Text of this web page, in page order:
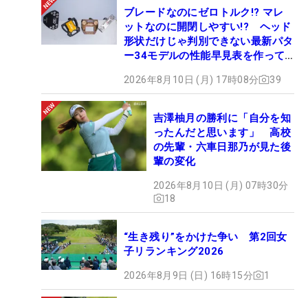
ブレードなのにゼロトルク!? マレ
ットなのに開閉しやすい!? ヘッド
形状だけじゃ判別できない最新パタ
ー34モデルの性能早見表を作って
2026年8月10日 (月) 17時08分 39
吉澤柚月の勝利に「自分を知
ったんだと思います」 高校
の先輩・六車日那乃が見た後
輩の変化
2026年8月10日 (月) 07時30分
18
“生き残り”をかけた争い 第2回女
子リランキング2026
2026年8月9日 (日) 16時15分 1